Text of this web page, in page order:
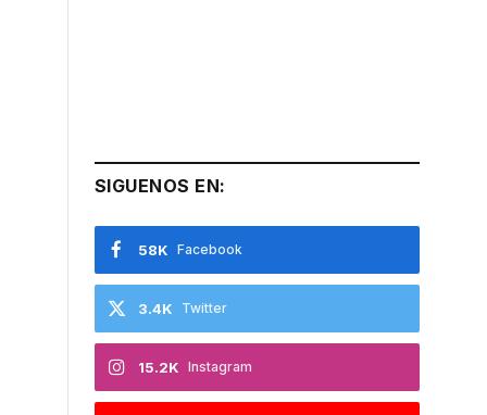
SIGUENOS EN:
Facebook
58K
Twitter
3.4K
Instagram
15.2K